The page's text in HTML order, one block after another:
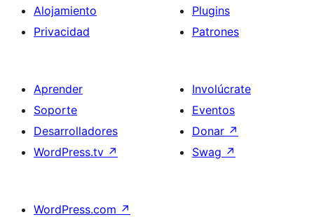
Alojamiento
Privacidad
Plugins
Patrones
Aprender
Soporte
Desarrolladores
WordPress.tv ↗
Involúcrate
Eventos
Donar ↗
Swag ↗
WordPress.com ↗